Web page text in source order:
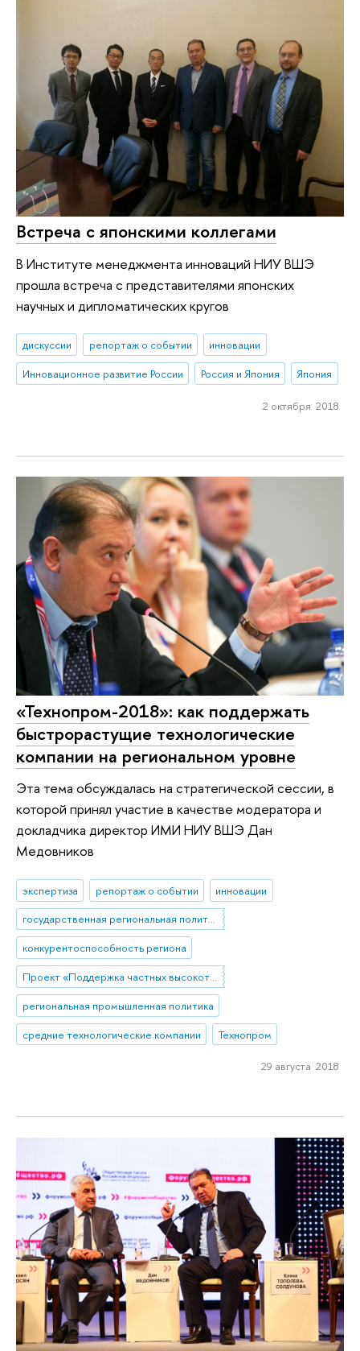
Встреча с японскими коллегами
В Институте менеджмента инноваций НИУ ВШЭ
прошла встреча с представителями японских
научных и дипломатических кругов
дискуссии репортаж о событии
инновации
Инновационное развитие России
Россия и Япония Япония
2 октября 2018
«Технопром-2018»: как поддержать
быстрорастущие технологические
компании на региональном уровне
Эта тема обсуждалась на стратегической сессии, в
которой принял участие в качестве модератора и
докладчика директор ИМИ НИУ ВШЭ Дан
Медовников
экспертиза репортаж о событии
инновации
государственная региональная политика
конкурентоспособность региона
Проект «Поддержка частных высокотехнологических компаний-лидеров»
региональная промышленная политика
средние технологические компании
Технопром
29 августа 2018